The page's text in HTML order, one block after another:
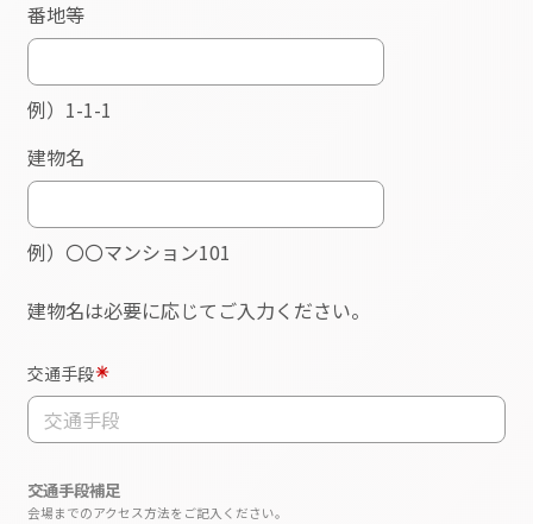
できること（受講者兼任も可）
天災など特別な事由を除いて、本契約後のキャン
本契約の料金は以下のように計算する。
う。
後7日以内に乙へ支払う。
3）受講者3名以上の売上分から30％を甲に支払
う。但し、公開型にて実施の場合に限る。
4）ハンモック貸出し料は1本あたり税別2000円/
日 とする。